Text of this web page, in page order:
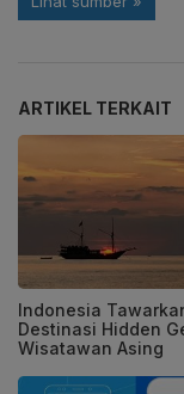
ARTIKEL TERKAIT
Indonesia
Destinasi Hidden
Wisatawan Asing